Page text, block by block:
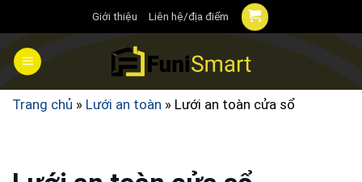
đến
nội
dung
Giới thiệu Liên hệ/địa điểm
Trang chủ » Lưới an toàn » Lưới an toàn cửa sổ